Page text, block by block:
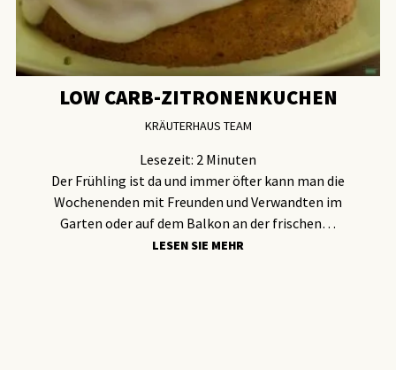
LOW CARB-ZITRONENKUCHEN
KRÄUTERHAUS TEAM
Lesezeit: 2 Minuten
Der Frühling ist da und immer öfter kann man die
Wochenenden mit Freunden und Verwandten im
Garten oder auf dem Balkon an der frischen…
LESEN SIE MEHR